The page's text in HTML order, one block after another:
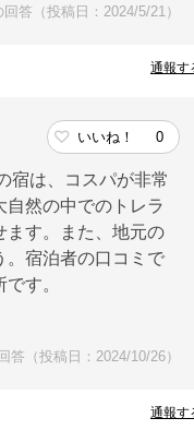
答（投稿日：2024/5/21）
通報す
いいね！ 0
宿は、コスパが非常
然の中でのトレラ
ます。また、地元の
。宿泊者の口コミで
す。
答（投稿日：2024/10/26）
通報す